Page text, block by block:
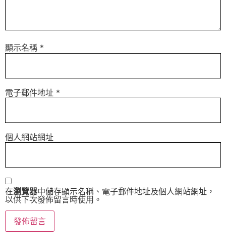
顯示名稱 *
電子郵件地址 *
個人網站網址
在瀏覽器中儲存顯示名稱、電子郵件地址及個人網站網址，
以供下次發佈留言時使用。